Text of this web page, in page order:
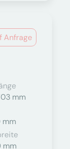
Anfrage
mm
mm
mm